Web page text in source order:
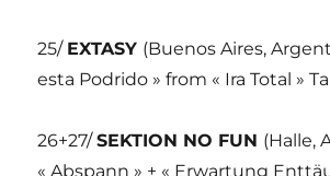
25/ EXTASY (Buenos Aires,
esta Podrido » from « Ira Total »
26+27/SEKTION NO FUN (Halle,
« Abspann » + « Erwartung